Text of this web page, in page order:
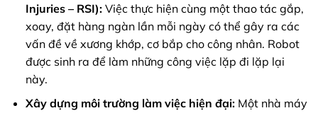
Injuries – RSI):Việc thực hiện cùng một thao tác gắp,
xoay, đặt hàng ngàn lần mỗi ngày có thể gây ra các
vấn đề về xương khớp, cơ bắp cho công nhân. Robot
được sinh ra để làm những công việc lặp đi lặp lại
này.
Xây dựng môi trường làm việc hiện đại:Một nhà máy